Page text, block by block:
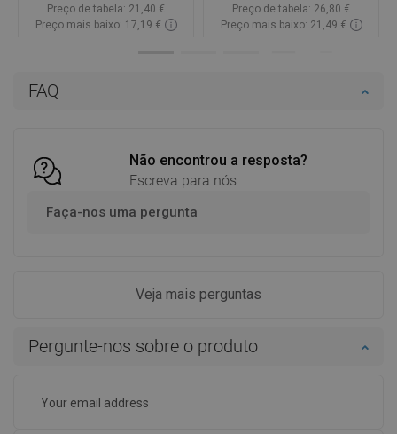
FAQ
Não encontrou a resposta?
Escreva para nós
Faça-nos uma pergunta
Veja mais perguntas
Pergunte-nos sobre o produto
Preço de tabela: 21,40 €
Preço mais baixo: 17,19 €
Preço de tabela: 26,80 €
Preço mais baixo: 21,49 €